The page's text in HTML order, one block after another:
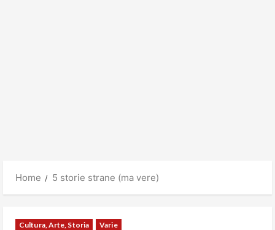
Home 5 storie strane (ma vere)
Cultura, Arte, Storia Varie